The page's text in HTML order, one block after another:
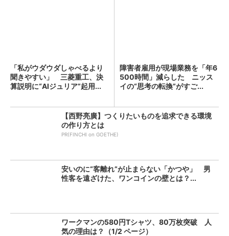
「私がウダウダしゃべるより
聞きやすい」 三菱重工、決
算説明に“AIジュリア”起用...
障害者雇用が現場業務を「年6
500時間」減らした ニッス
イの“思考の転換”がすご...
【西野亮廣】つくりたいものを追求できる環境
の作り方とは
PR(FINCHI on GOETHE)
安いのに“客離れ”が止まらない「かつや」 男
性客を遠ざけた、ワンコインの壁とは？...
ワークマンの580円Tシャツ、80万枚突破 人
気の理由は？（1/2 ページ）